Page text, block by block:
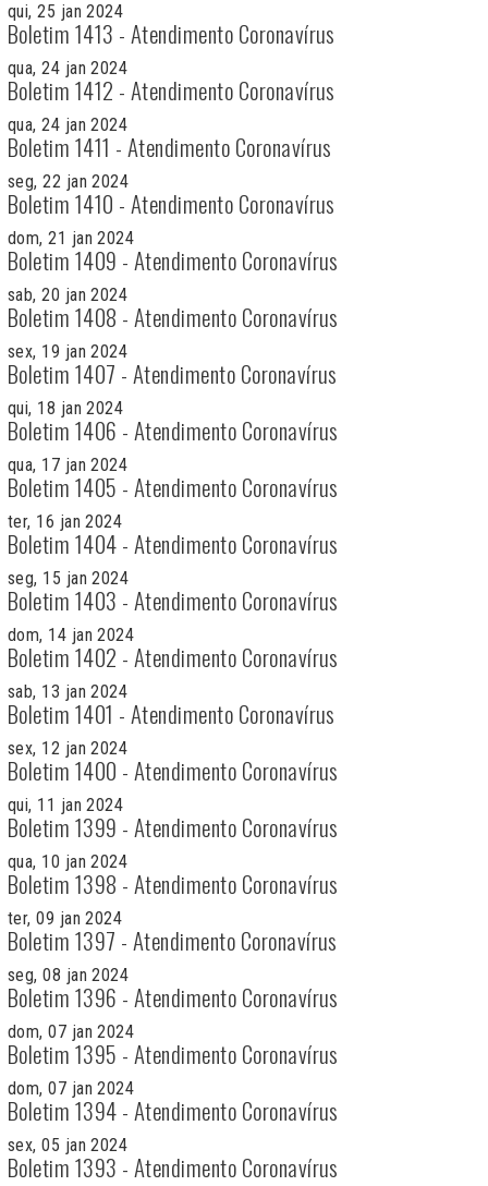
qui, 25 jan 2024
Boletim 1413 - Atendimento Coronavírus
qua, 24 jan 2024
Boletim 1412 - Atendimento Coronavírus
qua, 24 jan 2024
Boletim 1411 - Atendimento Coronavírus
seg, 22 jan 2024
Boletim 1410 - Atendimento Coronavírus
dom, 21 jan 2024
Boletim 1409 - Atendimento Coronavírus
sab, 20 jan 2024
Boletim 1408 - Atendimento Coronavírus
sex, 19 jan 2024
Boletim 1407 - Atendimento Coronavírus
qui, 18 jan 2024
Boletim 1406 - Atendimento Coronavírus
qua, 17 jan 2024
Boletim 1405 - Atendimento Coronavírus
ter, 16 jan 2024
Boletim 1404 - Atendimento Coronavírus
seg, 15 jan 2024
Boletim 1403 - Atendimento Coronavírus
dom, 14 jan 2024
Boletim 1402 - Atendimento Coronavírus
sab, 13 jan 2024
Boletim 1401 - Atendimento Coronavírus
sex, 12 jan 2024
Boletim 1400 - Atendimento Coronavírus
qui, 11 jan 2024
Boletim 1399 - Atendimento Coronavírus
qua, 10 jan 2024
Boletim 1398 - Atendimento Coronavírus
ter, 09 jan 2024
Boletim 1397 - Atendimento Coronavírus
seg, 08 jan 2024
Boletim 1396 - Atendimento Coronavírus
dom, 07 jan 2024
Boletim 1395 - Atendimento Coronavírus
dom, 07 jan 2024
Boletim 1394 - Atendimento Coronavírus
sex, 05 jan 2024
Boletim 1393 - Atendimento Coronavírus